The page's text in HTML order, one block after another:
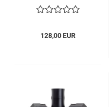
128,00 EUR